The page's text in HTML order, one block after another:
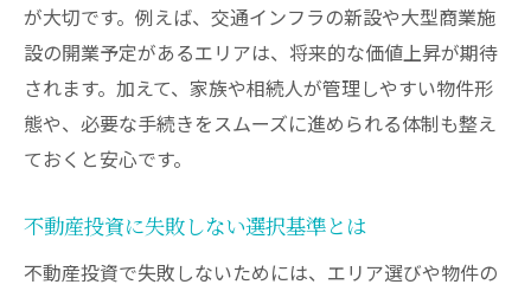
が大切です。例えば、交通インフラの新設や大型商業施
設の開業予定があるエリアは、将来的な価値上昇が期待
されます。加えて、家族や相続人が管理しやすい物件形
態や、必要な手続きをスムーズに進められる体制も整え
ておくと安心です。
不動産投資に失敗しない選択基準とは
不動産投資で失敗しないためには、エリア選びや物件の